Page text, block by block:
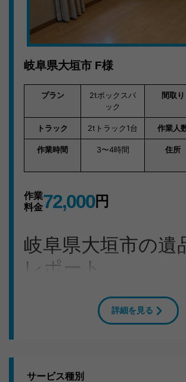
岐阜県大垣市 F様
プラン
2tボックスパ
ック
間取り
トラック 2tトラック1台 作業人
作業時間 3〜4時間 住所
作業
料金72,000円
岐阜県大垣市の遺
レポート
話があり、大垣市のご自宅へ急行しまし
ートでしたが、3人で対応し3〜4時間で
まず現場の状況を確認し、搬出ルートを
詳細を見る
サービス種別